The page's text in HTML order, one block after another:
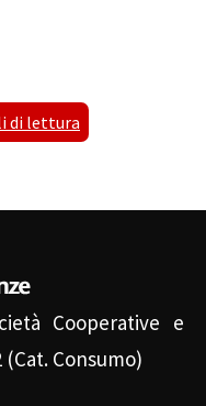
di lettura
Cooperative e
Consumo)